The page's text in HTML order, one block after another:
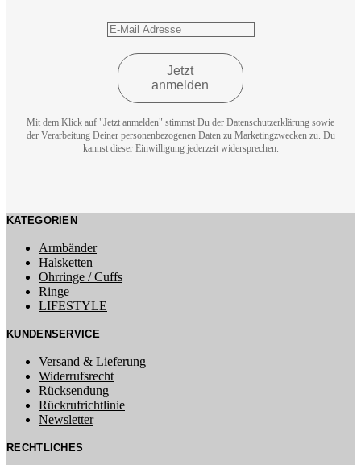
Mit dem Klick auf "Jetzt anmelden" stimmst Du der Datenschutzerklärung sowie
der Verarbeitung Deiner personenbezogenen Daten zu Marketingzwecken zu. Du
kannst dieser Einwilligung jederzeit widersprechen.
KATEGORIEN
Armbänder
Halsketten
Ohrringe / Cuffs
Ringe
LIFESTYLE
KUNDENSERVICE
Versand & Lieferung
Widerrufsrecht
Rücksendung
Rückrufrichtlinie
Newsletter
RECHTLICHES